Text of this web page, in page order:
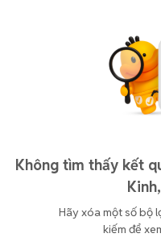
Không tìm thấy kết
Hãy xóa một số bộ
kiếm để